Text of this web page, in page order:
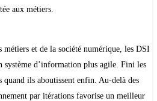
aux métiers.
et de la société numérique, les DSI
système d’information plus agile. Fini les
quand ils aboutissent enfin. Au-delà des
par itérations favorise un meilleur